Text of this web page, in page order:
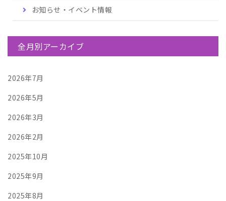
お知らせ・イベント情報
全月別アーカイブ
2026年7月
2026年5月
2026年3月
2026年2月
2025年10月
2025年9月
2025年8月